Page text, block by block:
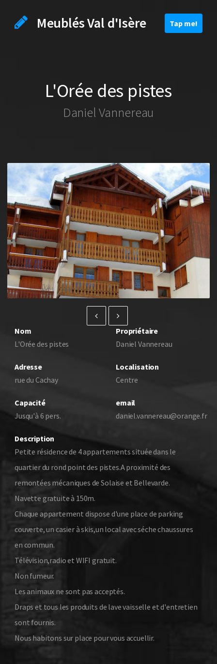
Toggle
navigation
Tap me!
Meublés Val d'Isère
L'Orée des pistes
Daniel Vannereau
Nom
L'Orée des pistes
Propriétaire
Daniel Vannereau
Adresse
rue du Cachay
Localisation
Centre
Capacité
Jusqu'à 6 pers.
email
daniel.vannereau@orange.fr
Description
Petite résidence de 4 appartements située dans le
quartier du rond point des pistes.A proximité des
remontées mécaniques de Solaise et Bellevarde.
Navette gratuite à 150m.
Chaque appartement dispose d'une place de parking
couverte, un casier à skis,un local avec séche chaussures
en commun.
Télévision,radio et WIFI gratuit.
Non fumeur.
Les animaux ne sont pas acceptés.
Draps et tous les produits de lave vaisselle et d'entretien
sont fournis.
Nous habitons sur place pour vous accuellir.